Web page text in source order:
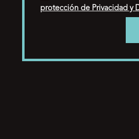
protección de Privacidad y